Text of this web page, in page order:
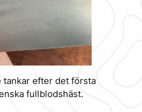
tankar efter det första
fullblodshäst.